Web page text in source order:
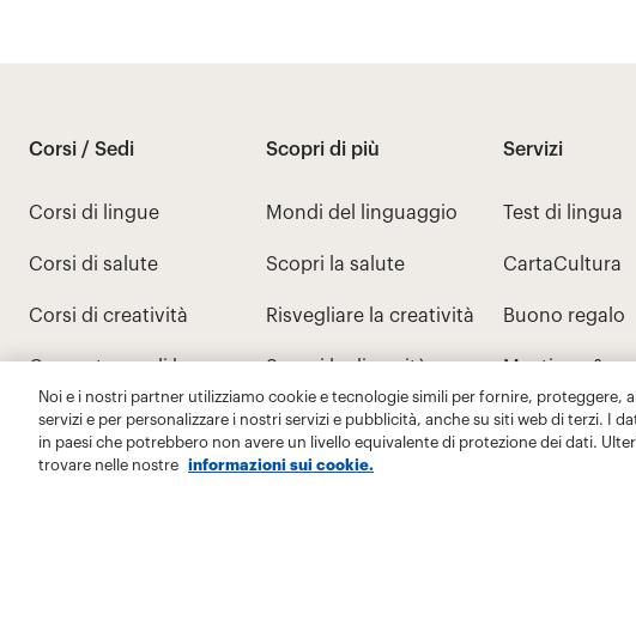
Noi e i nostri partner utilizziamo cookie e tecnologie simili per fornire, proteggere,
servizi e per personalizzare i nostri servizi e pubblicità, anche su siti web di terzi. I
in paesi che potrebbero non avere un livello equivalente di protezione dei dati.
trovare nelle nostre
informazioni sui cookie.